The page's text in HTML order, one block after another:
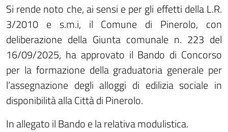
Si rende noto che, ai sensi e per gli effetti della L.R.
3/2010 e s.m.i, il Comune di Pinerolo, con
deliberazione della Giunta comunale n. 223 del
16/09/2025, ha approvato il Bando di Concorso
per la formazione della graduatoria generale per
l’assegnazione degli alloggi di edilizia sociale in
disponibilità alla Città di Pinerolo.
In allegato il Bando e la relativa modulistica.